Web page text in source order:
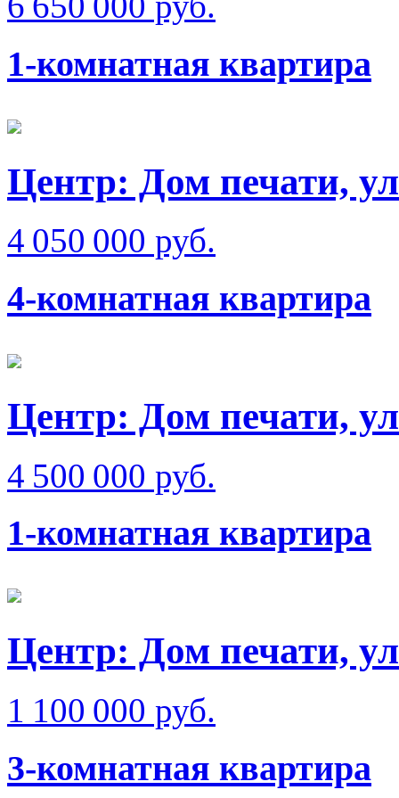
1-комнатная квартира
Центр: Дом печати,
4 050 000 руб.
4-комнатная квартира
Центр: Дом печати,
4 500 000 руб.
1-комнатная квартира
Центр: Дом печати,
1 100 000 руб.
3-комнатная квартира